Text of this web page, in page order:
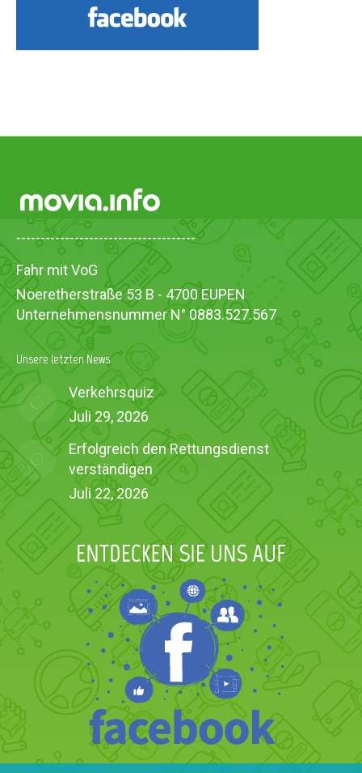
-------------------------------------
Fahr mit VoG
Noeretherstraße 53 B - 4700 EUPEN
Unternehmensnummer N° 0883.527.567
Unsere letzten News
Verkehrsquiz
Juli 29, 2026
Erfolgreich den Rettungsdienst
verständigen
Juli 22, 2026